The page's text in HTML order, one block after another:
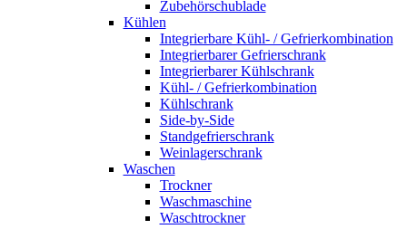
Zubehörschublade
Kühlen
Integrierbare Kühl- / Gefrierkombination
Integrierbarer Gefrierschrank
Integrierbarer Kühlschrank
Kühl- / Gefrierkombination
Kühlschrank
Side-by-Side
Standgefrierschrank
Weinlagerschrank
Waschen
Trockner
Waschmaschine
Waschtrockner